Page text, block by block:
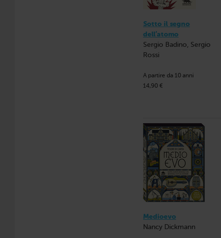
Sotto il segno
dell’atomo
Sergio Badino, Sergio
Rossi
A partire da 10 anni
14,90 €
Medioevo
Nancy Dickmann